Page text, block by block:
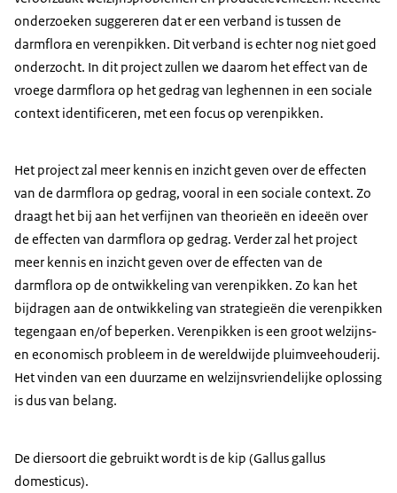
onderzoeken suggereren dat er een verband is tussen de
darmflora en verenpikken. Dit verband is echter nog niet goed
onderzocht. In dit project zullen we daarom het effect van de
vroege darmflora op het gedrag van leghennen in een sociale
context identificeren, met een focus op verenpikken.
Het project zal meer kennis en inzicht geven over de effecten
van de darmflora op gedrag, vooral in een sociale context. Zo
draagt het bij aan het verfijnen van theorieën en ideeën over
de effecten van darmflora op gedrag. Verder zal het project
meer kennis en inzicht geven over de effecten van de
darmflora op de ontwikkeling van verenpikken. Zo kan het
bijdragen aan de ontwikkeling van strategieën die verenpikken
tegengaan en/of beperken. Verenpikken is een groot welzijns-
en economisch probleem in de wereldwijde pluimveehouderij.
Het vinden van een duurzame en welzijnsvriendelijke oplossing
is dus van belang.
De diersoort die gebruikt wordt is de kip (Gallus gallus
domesticus).